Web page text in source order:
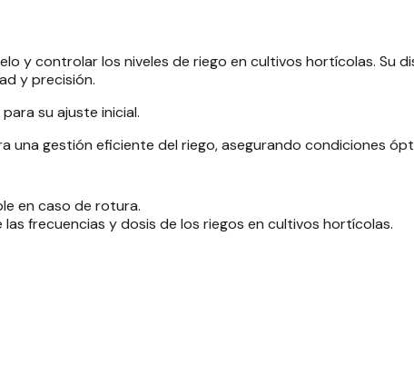
y controlar los niveles de riego en cultivos hortícolas. Su
y precisión.
su ajuste inicial.
gestión eficiente del riego, asegurando condiciones
en caso de rotura.
frecuencias y dosis de los riegos en cultivos hortícolas.